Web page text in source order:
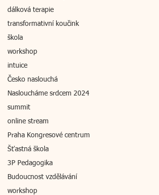
dálková terapie
transformativní koučink
škola
workshop
intuice
Česko naslouchá
Nasloucháme srdcem 2024
summit
online stream
Praha Kongresové centrum
Šťastná škola
3P Pedagogika
Budoucnost vzdělávání
workshop